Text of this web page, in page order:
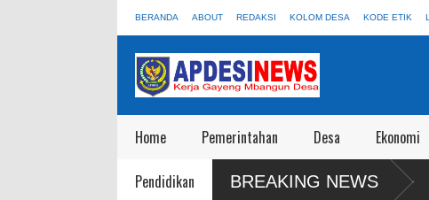
BERANDA ABOUT REDAKSI KOLOM DESA KODE ETIK
Home Pemerintahan Desa Ekonomi
Pendidikan BREAKING NEWS
Disewakan Apalagi Viral Salah
Satgas Preventif Polres Blora Patroli
Wisata